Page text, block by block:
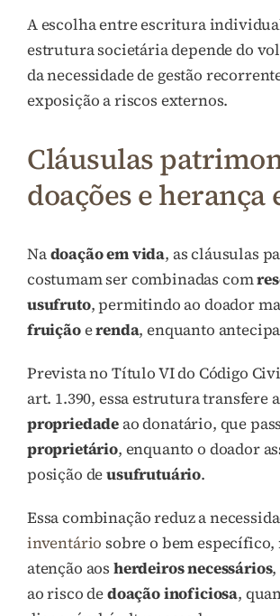
A escolha entre escritura
estrutura societária depende do
da necessidade de gestão
exposição a riscos externos.
Cláusulas
doações e herança
Nadoação em vida, as cláusulas
costumam ser combinadas com
usufruto, permitindo ao doador
fruiçãoerenda, enquanto
Prevista no Título VI do Código
art. 1.390, essa estrutura transfere
propriedadeao donatário, que
proprietário, enquanto o doador
posição deusufrutuário.
Essa combinação reduz a
inventário sobre o bem específico,
atenção aos herdeiros necessários,
ao risco dedoação inoficiosa,